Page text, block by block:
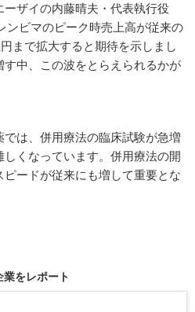
ザイの内藤晴夫・代表執行役
ンビマのピーク時売上高が従来の
まで拡大すると期待を示しまし
中、この波をとらえられるかが
は、併用療法の臨床試験が急増
くなっています。併用療法の開
ードが従来にも増して重要とな
をレポート